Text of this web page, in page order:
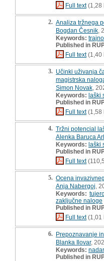
Full text(1,28
2. Analiza tržnega
Bogdan Česnik
Keywords:
Published in
Full text(1,40
3. Učinki uživanja
magistrska
Simon Novak ,
Keywords: laški
Published in
Full text(1,58
4. Tržni potencial
Alenka Baruca
Keywords: laški
Published in
Full text
5. Ocena
Anja Nabergoj ,
Keywords:
zaključne naloge
Published in
Full text(1,01
6. Prepoznavanje
Blanka Ilovar,
Keywords:
Published in